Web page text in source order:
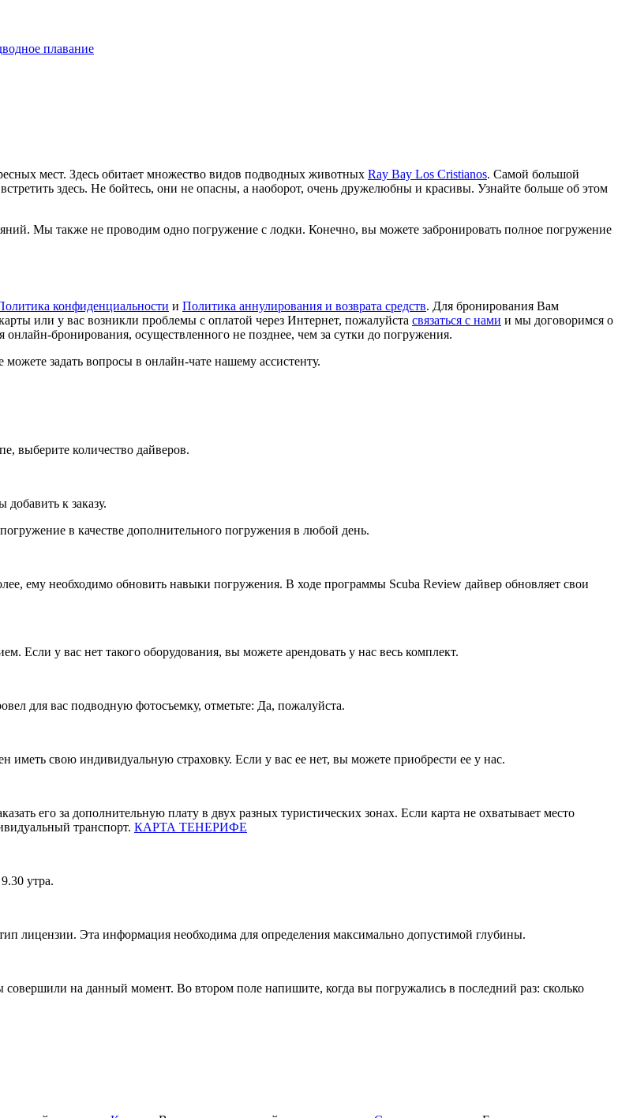
плавание
мест. Здесь обитает множество видов подводных животных Ray Bay Los Cristianos. Самой большой
здесь. Не бойтесь, они не опасны, а наоборот, очень дружелюбны и красивы. Узнайте больше об этом
Мы также не проводим одно погружение с лодки. Конечно, вы можете забронировать полное погружение
конфиденциальности и Политика аннулирования и возврата средств. Для бронирования Вам
или у вас возникли проблемы с оплатой через Интернет, пожалуйста связаться с нами и мы договоримся о
бронирования, осуществленного не позднее, чем за сутки до погружения.
задать вопросы в онлайн-чате нашему ассистенту.
выберите количество дайверов.
к заказу.
в качестве дополнительного погружения в любой день.
ему необходимо обновить навыки погружения. В ходе программы Scuba Review дайвер обновляет свои
Если у вас нет такого оборудования, вы можете арендовать у нас весь комплект.
для вас подводную фотосъемку, отметьте: Да, пожалуйста.
свою индивидуальную страховку. Если у вас ее нет, вы можете приобрести ее у нас.
его за дополнительную плату в двух разных туристических зонах. Если карта не охватывает место
транспорт. КАРТА ТЕНЕРИФЕ
утра.
лицензии. Эта информация необходима для определения максимально допустимой глубины.
на данный момент. Во втором поле напишите, когда вы погружались в последний раз: сколько